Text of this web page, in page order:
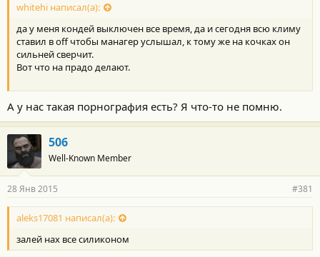
whitehi написал(а):
да у меня кондей выключен все время, да и сегодня всю климу
ставил в off чтобы манагер услышал, к тому же на кочках он
сильней сверчит.
Вот что на прадо делают.
А у нас такая порнография есть? Я что-то не помню.
506
Well-Known Member
28 Янв 2015 #381
aleks17081 написал(а):
залей нах все силиконом